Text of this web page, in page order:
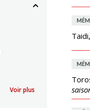
Voir plus